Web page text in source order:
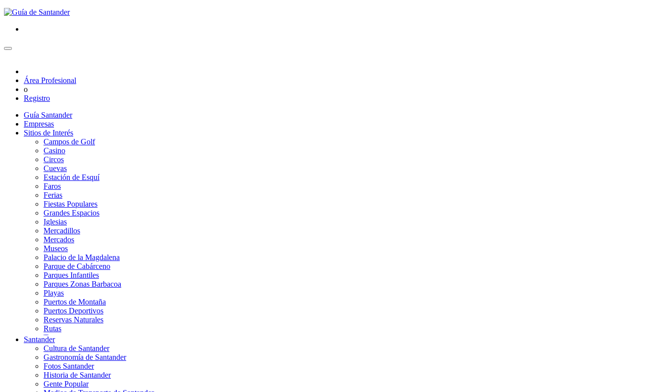
Área Profesional
o
Registro
Guía Santander
Empresas
Sitios de Interés
Campos de Golf
Casino
Circos
Cuevas
Estación de Esquí
Faros
Ferias
Fiestas Populares
Grandes Espacios
Iglesias
Mercadillos
Mercados
Museos
Palacio de la Magdalena
Parque de Cabárceno
Parques Infantiles
Parques Zonas Barbacoa
Playas
Puertos de Montaña
Puertos Deportivos
Reservas Naturales
Rutas
Teatros
Teléferico
Zoológicos
Santander
Cultura de Santander
Gastronomía de Santander
Fotos Santander
Historia de Santander
Gente Popular